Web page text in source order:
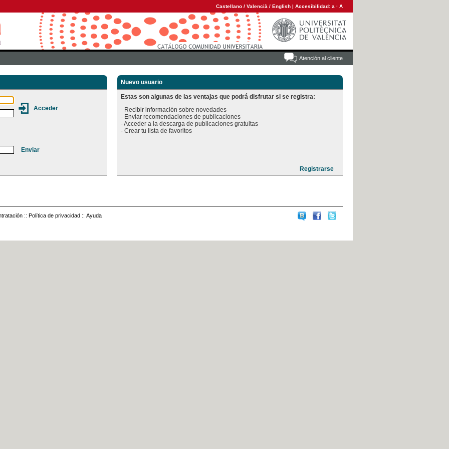
Castellano / Valencià / English | Accesibilidad: a · A
Atención al cliente
Nuevo usuario
Estas son algunas de las ventajas que podrá disfrutar si se registra:
- Recibir información sobre novedades
- Enviar recomendaciones de publicaciones
- Acceder a la descarga de publicaciones gratuitas
:: Política de privacidad :: Ayuda